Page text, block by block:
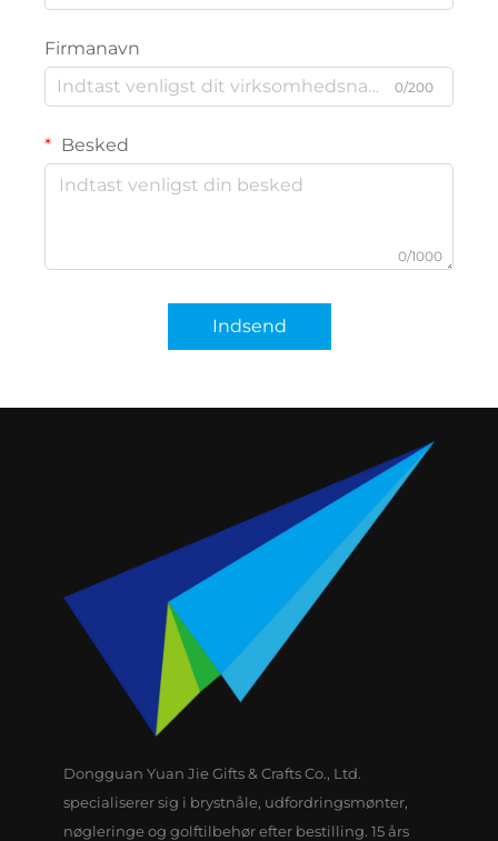
Firmanavn
0/200
Besked
0/1000
Indsend
Dongguan Yuan Jie Gifts & Crafts Co., Ltd.
specialiserer sig i brystnåle, udfordringsmønter,
nøgleringe og golftilbehør efter bestilling. 15 års